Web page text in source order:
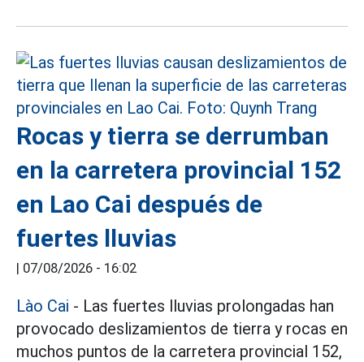
Rocas y tierra se derrumban
en la carretera provincial 152
en Lao Cai después de
fuertes lluvias
| 07/08/2026 - 16:02
Lào Cai - Las fuertes lluvias prolongadas han
provocado deslizamientos de tierra y rocas en
muchos puntos de la carretera provincial 152,